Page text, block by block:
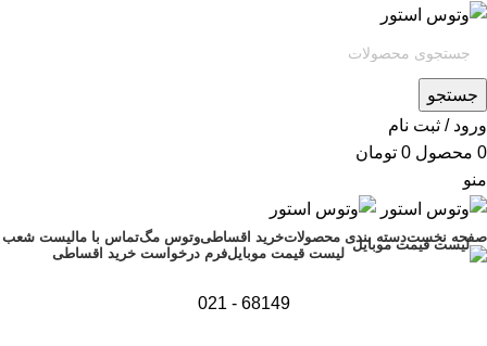
جستجو
ورود / ثبت نام
0 محصول 0 تومان
منو
صفحه نخستدسته بندی محصولاتخرید اقساطیوتوس مگتماس با مالیست شعب
لیست قیمت موبایلفرم درخواست خرید اقساطی
68149 - 021